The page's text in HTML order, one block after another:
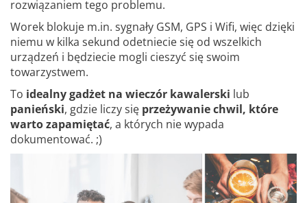
rozwiązaniem tego problemu.
Worek blokuje m.in. sygnały GSM, GPS i Wifi, więc dzięki
niemu w kilka sekund odetniecie się od wszelkich
urządzeń i będziecie mogli cieszyć się swoim
towarzystwem.
To idealny gadżet na wieczór kawalerski lub
panieński, gdzie liczy się przeżywanie chwil, które
warto zapamiętać, a których nie wypada
dokumentować. ;)